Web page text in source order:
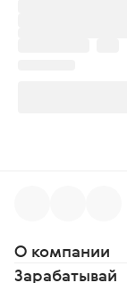
О компании
Зарабатывай